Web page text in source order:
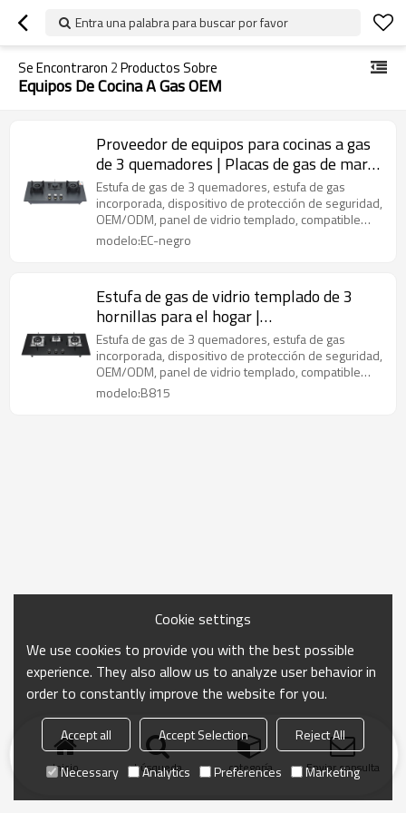
Entra una palabra para buscar por favor
Se Encontraron 2Productos Sobre
Equipos De Cocina A Gas OEM
Proveedor de equipos para cocinas a gas
de 3 quemadores | Placas de gas de marca
privada | EC-black
Estufa de gas de 3 quemadores, estufa de gas
incorporada, dispositivo de protección de seguridad,
OEM/ODM, panel de vidrio templado, compatible
con NG/LPG
modelo:EC-negro
Estufa de gas de vidrio templado de 3
hornillas para el hogar |
Electrodomésticos de cocina OEM y ODM
| B815
Estufa de gas de 3 quemadores, estufa de gas
incorporada, dispositivo de protección de seguridad,
OEM/ODM, panel de vidrio templado, compatible
con NG/LPG
modelo:B815
Inicio búsqueda categoría Enviar consulta
Cookie settings
We use cookies to provide you with the best possible
experience. They also allow us to analyze user behavior in
order to constantly improve the website for you.
Accept all Accept Selection
Reject All
Necessary
Analytics Preferences Marketing